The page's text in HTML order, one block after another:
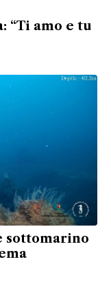
“Ti amo e tu
sottomarino